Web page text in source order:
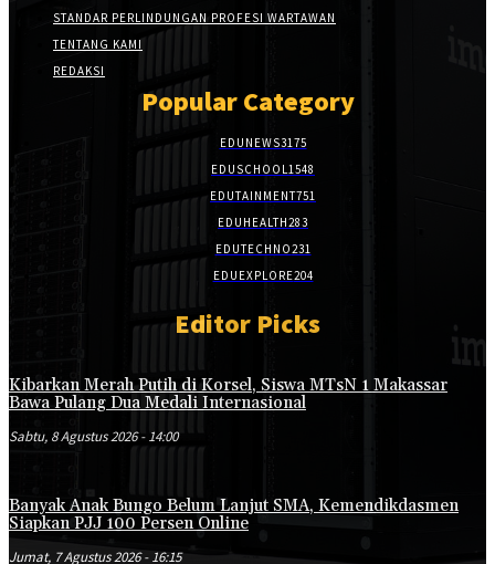
STANDAR PERLINDUNGAN PROFESI WARTAWAN
TENTANG KAMI
REDAKSI
Popular Category
EDUNEWS3175
EDUSCHOOL 1548
EDUTAINMENT751
EDUHEALTH283
EDUTECHNO231
EDUEXPLORE204
Editor Picks
Kibarkan Merah Putih di Korsel, Siswa MTsN 1 Makassar
Bawa Pulang Dua Medali Internasional
Sabtu, 8 Agustus 2026 - 14:00
Banyak Anak Bungo Belum Lanjut SMA, Kemendikdasmen
Siapkan PJJ 100 Persen Online
Jumat, 7 Agustus 2026 - 16:15